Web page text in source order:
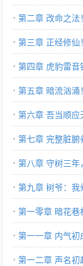
第二章 改命之法！
第三章 正经修仙
第四章 虎豹雷音
第五章 暗流汹涌
第六章 吾当顺应
第七章 完整脏腑
第八章 守树三年
第九章 树爷：我
第一零章 暗花巷
第一一章 内气初
第一二章 声名